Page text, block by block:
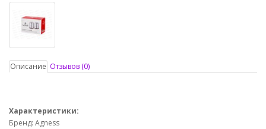
Описание Отзывов (0)
Характеристики:
Бренд: Agness